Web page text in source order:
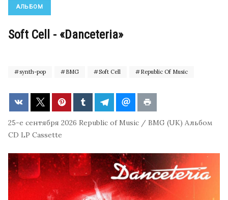
АЛЬБОМ
Soft Cell - «Danceteria»
synth-pop BMG Soft Cell Republic Of Music
25-е сентября 2026 Republic of Music / BMG (UK) Альбом
CD LP Cassette